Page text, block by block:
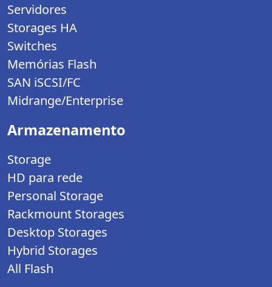
Servidores
Storages HA
Switches
Memórias Flash
SAN iSCSI/FC
Midrange/Enterprise
Armazenamento
Storage
HD para rede
Personal Storage
Rackmount Storages
Desktop Storages
Hybrid Storages
All Flash